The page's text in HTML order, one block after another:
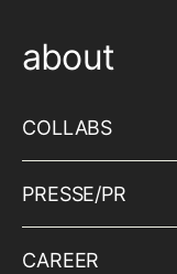
about
COLLABS
PRESSE/PR
CAREER